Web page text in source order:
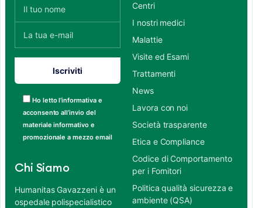
Ho letto l’informativa e
acconsento all’invio del
materiale informativo e
promozionale a mezzo email
Chi Siamo
Humanitas Gavazzeni è un
ospedale polispecialistico
Centri
I nostri medici
Malattie
Visite ed Esami
Trattamenti
News
Lavora con noi
Società trasparente
Etica e Compliance
Codice di Comportamento
per i Fornitori
Politica qualità sicurezza e
ambiente (QSA)